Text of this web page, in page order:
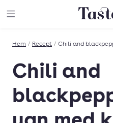
Till
Hem / Recept / Chili and
Chili and